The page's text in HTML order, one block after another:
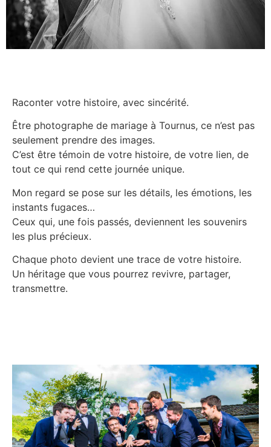
Raconter votre histoire, avec sincérité.
Être photographe de mariage à Tournus, ce n’est pas
seulement prendre des images.
C’est être témoin de votre histoire, de votre lien, de
tout ce qui rend cette journée unique.
Mon regard se pose sur les détails, les émotions, les
instants fugaces…
Ceux qui, une fois passés, deviennent les souvenirs
les plus précieux.
Chaque photo devient une trace de votre histoire.
Un héritage que vous pourrez revivre, partager,
transmettre.